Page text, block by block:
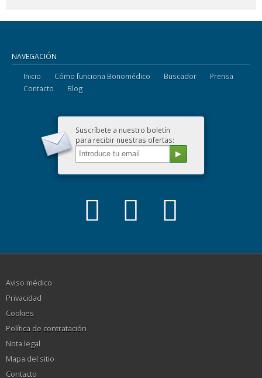
NAVEGACIÓN
Inicio Cómo funciona Bonomédico Buscador
Prensa
Contacto
Blog
Suscríbete a nuestro boletín
para recibir nuestras ofertas:
Aviso médico
Privacidad
Cookies
Política de contratación
Nota legal
Mapa del sitio
Contacto